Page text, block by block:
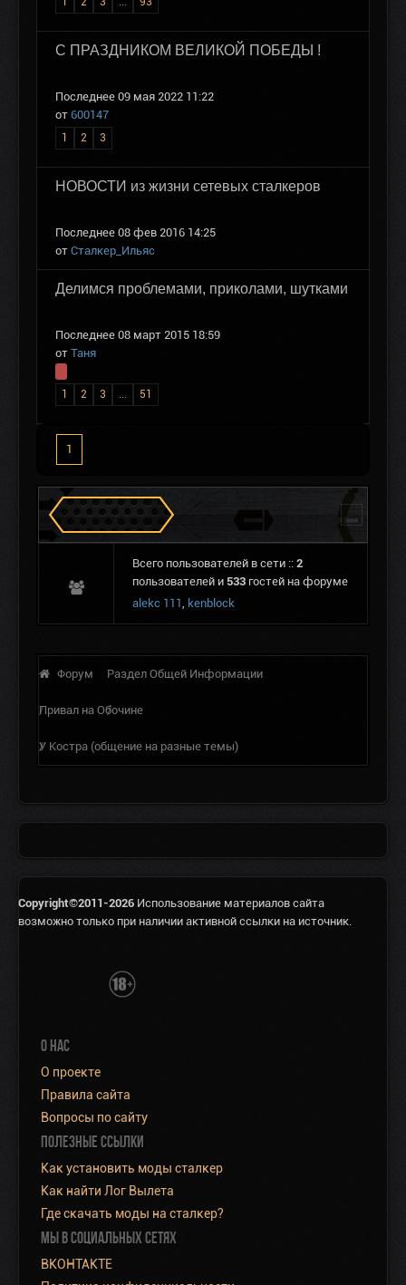
C ПРАЗДНИКОМ ВЕЛИКОЙ ПОБЕДЫ !
Последнее 09 мая 2022 11:22
от 600147
1 2 3
НОВОСТИ из жизни сетевых сталкеров
Последнее 08 фев 2016 14:25
от Сталкер_Ильяс
Делимся проблемами, приколами, шутками
Последнее 08 март 2015 18:59
от Таня
1 2 3 ... 51
1
Сталкеров в Зоне
Всего пользователей в сети :: 2
пользователей и 533 гостей на форуме
alekc 111
kenblock
Форум Раздел Общей Информации
Привал на Обочине
У Костра (общение на разные темы)
Copyright©2011-2026 Использование материалов сайта
возможно только при наличии активной ссылки на источник.
О НАС
О проекте
Правила сайта
Вопросы по сайту
ПОЛЕЗНЫЕ ССЫЛКИ
Как установить моды сталкер
Как найти Лог Вылета
Где скачать моды на сталкер?
МЫ В СОЦИАЛЬНЫХ СЕТЯХ
ВКОНТАКТЕ